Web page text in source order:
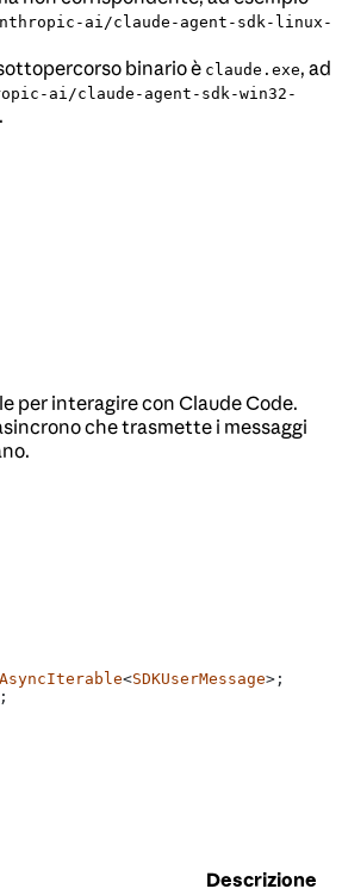
ai/claude-agent-sdk-linux-
binario è claude.exe, ad
ai/claude-agent-sdk-win32-
.
per interagire con Claude Code.
che trasmette i messaggi
<SDKUserMessage>;
;
Descrizione